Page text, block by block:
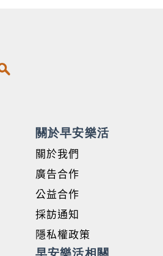
關於早安樂活
關於我們
廣告合作
公益合作
採訪通知
隱私權政策
早安樂活相關